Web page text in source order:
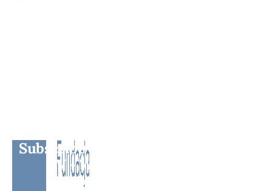
Subscribe to BM TV - Bridge Media
TV - Wielokulturowy kanał
telewizyjny na Litwie